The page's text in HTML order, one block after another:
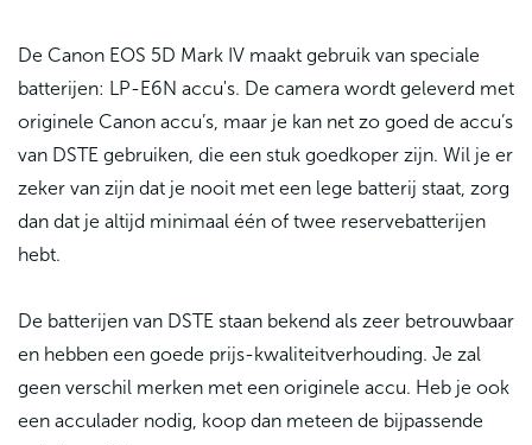
De Canon EOS 5D Mark IV maakt gebruik van speciale
batterijen: LP-E6N accu's. De camera wordt geleverd met
originele Canon accu’s, maar je kan net zo goed de accu’s
van DSTE gebruiken, die een stuk goedkoper zijn. Wil je er
zeker van zijn dat je nooit met een lege batterij staat, zorg
dan dat je altijd minimaal één of twee reservebatterijen
hebt.
De batterijen van DSTE staan bekend als zeer betrouwbaar
en hebben een goede prijs-kwaliteitverhouding. Je zal
geen verschil merken met een originele accu. Heb je ook
een acculader nodig, koop dan meteen de bijpassende